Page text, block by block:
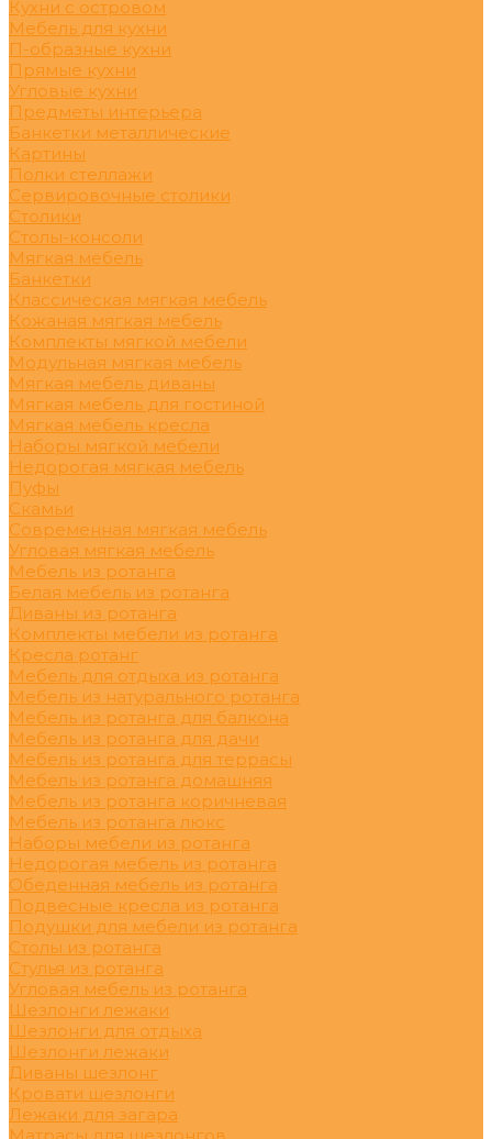
Кухни с островом
Мебель для кухни
П-образные кухни
Прямые кухни
Угловые кухни
Предметы интерьера
Банкетки металлические
Картины
Полки стеллажи
Сервировочные столики
Столики
Столы-консоли
Мягкая мебель
Банкетки
Классическая мягкая мебель
Кожаная мягкая мебель
Комплекты мягкой мебели
Модульная мягкая мебель
Мягкая мебель диваны
Мягкая мебель для гостиной
Мягкая мебель кресла
Наборы мягкой мебели
Недорогая мягкая мебель
Пуфы
Скамьи
Современная мягкая мебель
Угловая мягкая мебель
Мебель из ротанга
Белая мебель из ротанга
Диваны из ротанга
Комплекты мебели из ротанга
Кресла ротанг
Мебель для отдыха из ротанга
Мебель из натурального ротанга
Мебель из ротанга для балкона
Мебель из ротанга для дачи
Мебель из ротанга для террасы
Мебель из ротанга домашняя
Мебель из ротанга коричневая
Мебель из ротанга люкс
Наборы мебели из ротанга
Недорогая мебель из ротанга
Обеденная мебель из ротанга
Подвесные кресла из ротанга
Подушки для мебели из ротанга
Столы из ротанга
Стулья из ротанга
Угловая мебель из ротанга
Шезлонги лежаки
Шезлонги для отдыха
Шезлонги лежаки
Диваны шезлонг
Кровати шезлонги
Лежаки для загара